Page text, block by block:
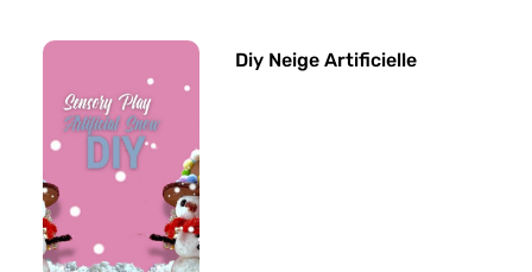
Diy Neige Artificielle